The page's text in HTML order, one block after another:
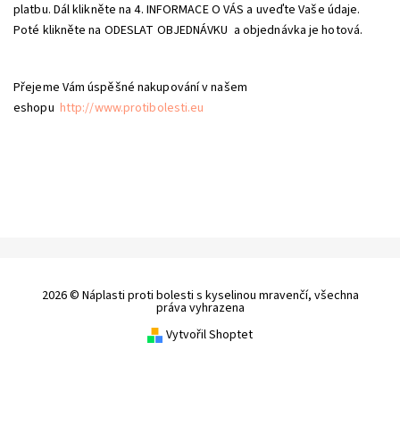
platbu. Dál klikněte na 4. INFORMACE O VÁS a uveďte Vaše údaje.
Poté klikněte na ODESLAT OBJEDNÁVKU a objednávka je hotová.
Přejeme Vám úspěšné nakupování v našem
eshopu http://www.protibolesti.eu
2026 © Náplasti proti bolesti s kyselinou mravenčí, všechna
práva vyhrazena
Vytvořil Shoptet